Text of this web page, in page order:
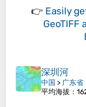
👉 Easily
GeoTIFF
深圳河
中国 > 广东省
平均海拔 ：